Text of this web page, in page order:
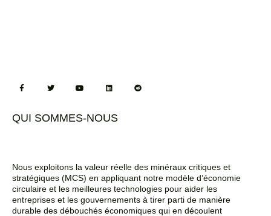
QUI SOMMES-NOUS
Nous exploitons la valeur réelle des minéraux critiques et
stratégiques (MCS) en appliquant notre modèle d’économie
circulaire et les meilleures technologies pour aider les
entreprises et les gouvernements à tirer parti de manière
durable des débouchés économiques qui en découlent